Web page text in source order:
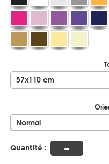
57x110 cm
Normal
Quantité : -